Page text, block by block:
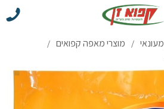
/ מוצרי מאפה קפואים /